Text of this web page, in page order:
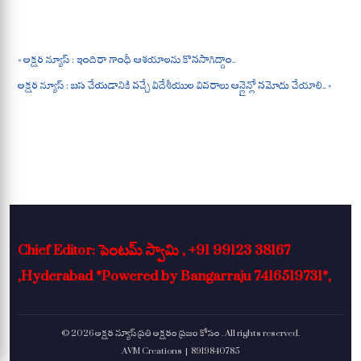
pp m
« అక్షర న్యూస్ : ఇందిరా గాంధీ ఆశయాలను కొనసాగిద్దాం..
అక్షర న్యూస్ : బస చేయడానికి వచ్చే విదేశీయుల వివరాలు ఆన్లైన్లో నమోదు చేయాలి.. »
Chief Editor: పెంటమ్ స్వామి , +91 99123 38167
,Hyderabad *Powered by Bangarraju 7416519731*,
© 2026 అక్షర న్యూస్ ప్రతి అక్షరం ప్రజల కోసం . All rights reserved.
AVM Creations | 8919840785